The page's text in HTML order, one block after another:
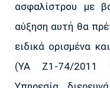
ασφαλίστρου με
αύξηση αυτή θα
ειδικά ορισμένα
(ΥΑ Ζ1-74/2011